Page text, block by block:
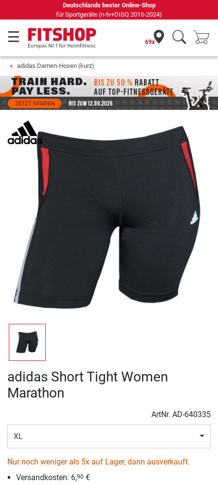
Deutschlands bester Online-Shop
für Sportgeräte (n-tv+DISQ 2016-2024)
69x
adidas Damen-Hosen (kurz)
adidas Short Tight Women
Marathon
ArtNr. AD-640335
XL
Nur noch weniger als 5x auf Lager, dann ausverkauft.
Versandkosten: 6,90 €